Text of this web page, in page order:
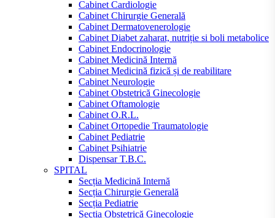
Cabinet Cardiologie
Cabinet Chirurgie Generală
Cabinet Dermatovenerologie
Cabinet Diabet zaharat, nutriție si boli metabolice
Cabinet Endocrinologie
Cabinet Medicină Internă
Cabinet Medicină fizică și de reabilitare
Cabinet Neurologie
Cabinet Obstetrică Ginecologie
Cabinet Oftamologie
Cabinet O.R.L.
Cabinet Ortopedie Traumatologie
Cabinet Pediatrie
Cabinet Psihiatrie
Dispensar T.B.C.
SPITAL
Secția Medicină Internă
Secția Chirurgie Generală
Secția Pediatrie
Secția Obstetrică Ginecologie